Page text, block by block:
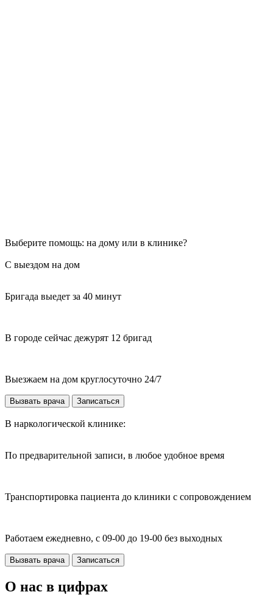
Выберите помощь: на дому или в клинике?
С выездом на дом
Бригада выедет за 40 минут
В городе сейчас дежурят 12 бригад
Выезжаем на дом круглосуточно 24/7
Вызвать врача Записаться
В наркологической клинике:
По предварительной записи, в любое удобное время
Транспортировка пациента до клиники с сопровождением
Работаем ежедневно, с 09-00 до 19-00 без выходных
Вызвать врача Записаться
О нас в цифрах